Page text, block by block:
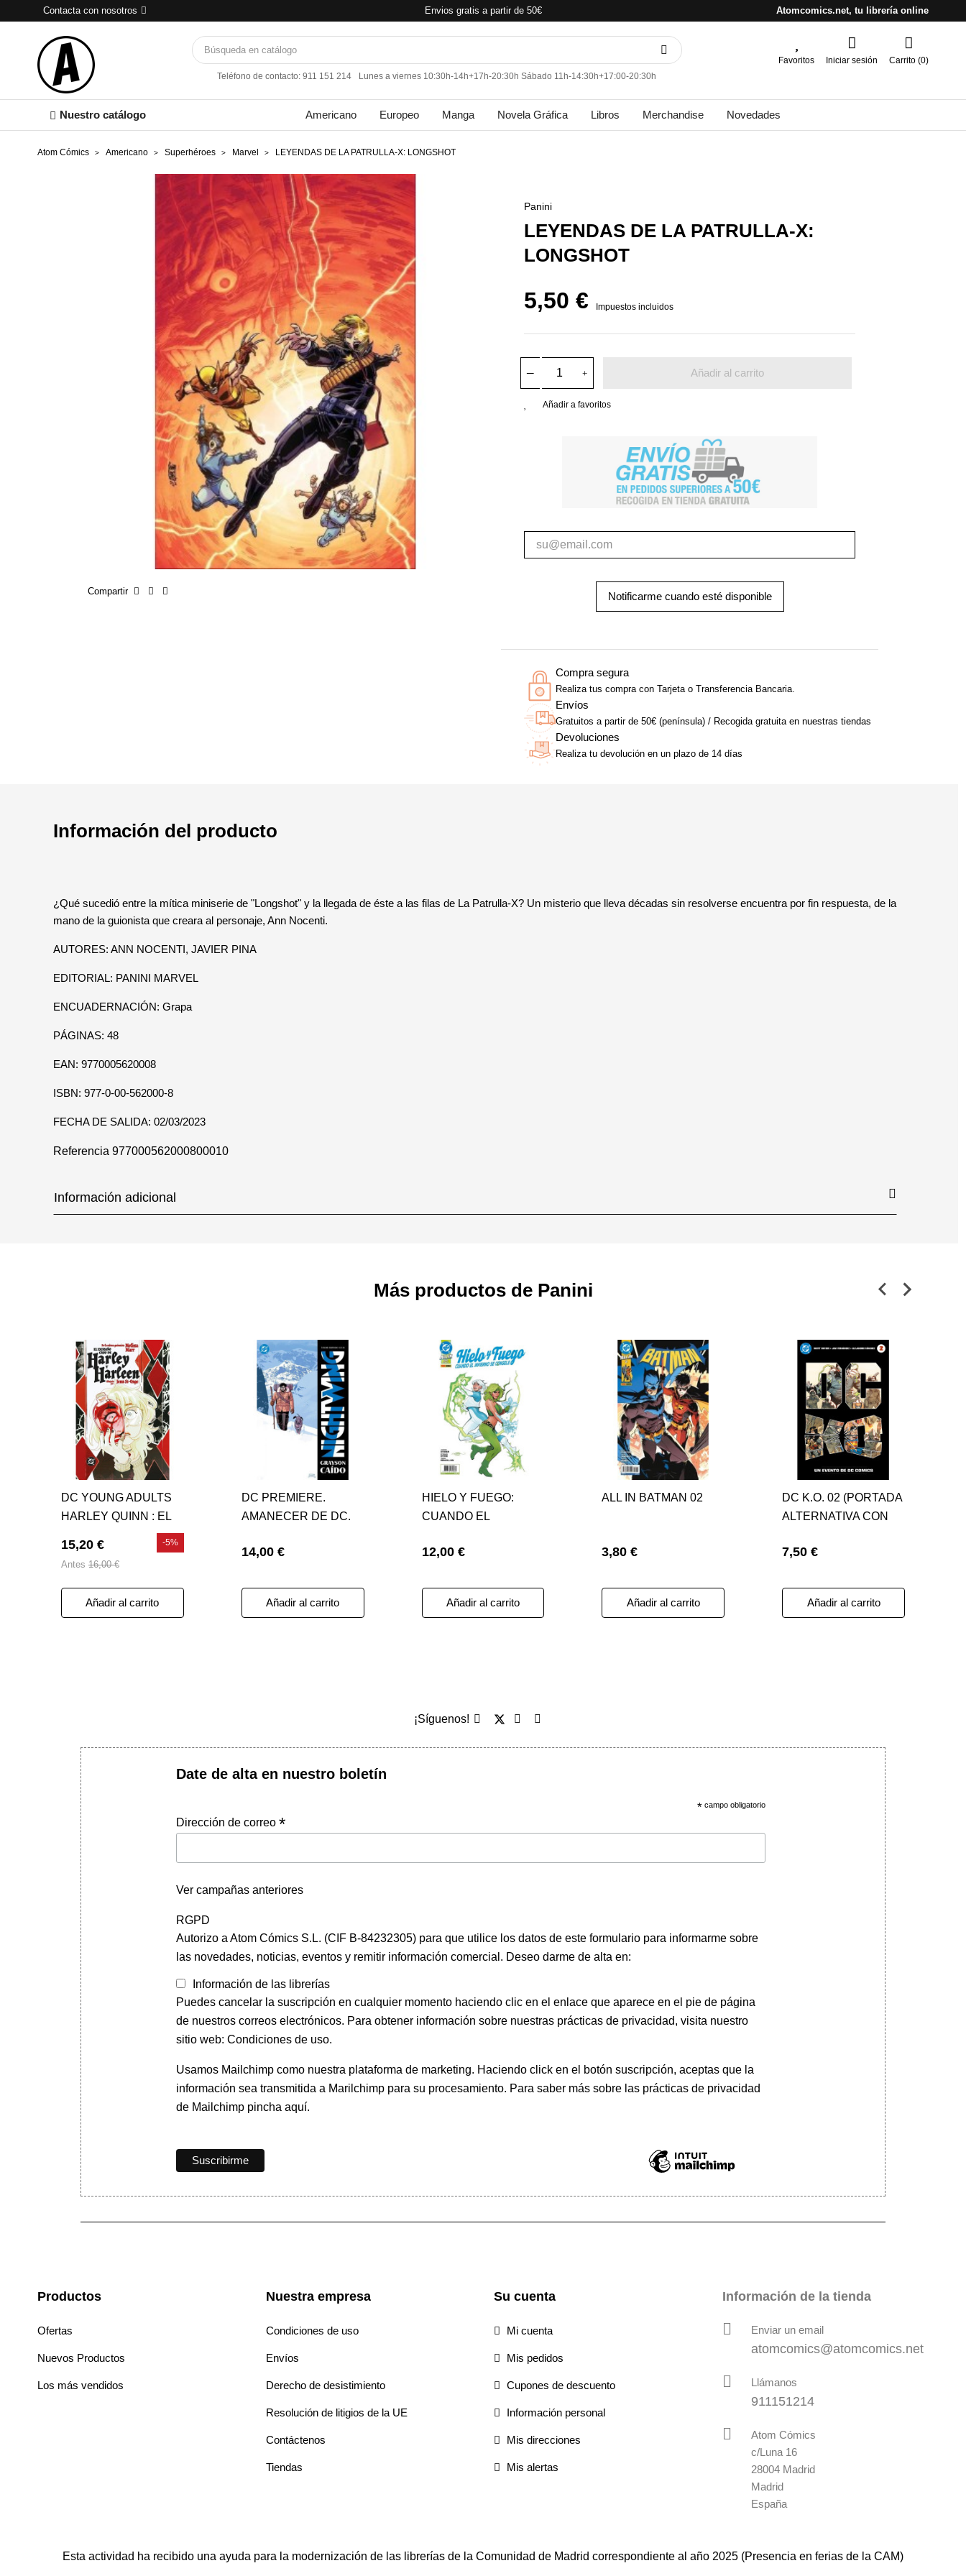
Contacta con nosotros Envios gratis a partir de 50€ Atomcomics.net, tu librería online
Teléfono de contacto: 911 151 214 Lunes a viernes 10:30h-14h+17h-20:30h Sábado 11h-14:30h+17:00-20:30h
Favoritos Iniciar sesión Carrito (0)
Nuestro catálogo Americano Europeo Manga Novela Gráfica Libros Merchandise Novedades
Atom Cómics Americano Superhéroes Marvel LEYENDAS DE LA PATRULLA-X: LONGSHOT
Compartir
Panini
LEYENDAS DE LA PATRULLA-X:
LONGSHOT
5,50 € Impuestos incluidos
Añadir al carrito
Añadir a favoritos
Notificarme cuando esté disponible
Compra segura
Realiza tus compra con Tarjeta o Transferencia Bancaria.
Envíos
Gratuitos a partir de 50€ (península) / Recogida gratuita en nuestras tiendas
Devoluciones
Realiza tu devolución en un plazo de 14 días
Información del producto
¿Qué sucedió entre la mítica miniserie de "Longshot" y la llegada de éste a las filas de La Patrulla-X? Un misterio que lleva décadas sin resolverse encuentra por fin respuesta, de la
mano de la guionista que creara al personaje, Ann Nocenti.
AUTORES: ANN NOCENTI, JAVIER PINA
EDITORIAL: PANINI MARVEL
ENCUADERNACIÓN: Grapa
PÁGINAS: 48
EAN: 9770005620008
ISBN: 977-0-00-562000-8
FECHA DE SALIDA: 02/03/2023
Referencia 977000562000800010
Información adicional
Más productos de Panini
DC YOUNG ADULTS
HARLEY QUINN : EL
EXTRAÑO CASO DE
HARLEEN Y HARLEY
15,20 €
Antes 16,00 €
-5%
Añadir al carrito
DC PREMIERE.
AMANECER DE DC.
GRAYSON CAIDO
14,00 €
Añadir al carrito
HIELO Y FUEGO:
CUANDO EL
CONGELE
12,00 €
Añadir al carrito
ALL IN BATMAN 02
3,80 €
Añadir al carrito
DC K.O. 02 (PORTADA
ALTERNATIVA CON
7,50 €
Añadir al carrito
¡Síguenos!
Date de alta en nuestro boletín
* campo obligatorio
Dirección de correo *
Ver campañas anteriores
RGPD
Autorizo a Atom Cómics S.L. (CIF B-84232305) para que utilice los datos de este formulario para informarme sobre
las novedades, noticias, eventos y remitir información comercial. Deseo darme de alta en:
Información de las librerías
Puedes cancelar la suscripción en cualquier momento haciendo clic en el enlace que aparece en el pie de página
de nuestros correos electrónicos. Para obtener información sobre nuestras prácticas de privacidad, visita nuestro
sitio web: Condiciones de uso.
Usamos Mailchimp como nuestra plataforma de marketing. Haciendo click en el botón suscripción, aceptas que la
información sea transmitida a Marilchimp para su procesamiento. Para saber mássobre las prácticas de privacidad
de Mailchimp pincha aquí.
Productos
Ofertas
Nuevos Productos
Los más vendidos
Nuestra empresa
Condiciones de uso
Envíos
Derecho de desistimiento
Resolución de litigios de la UE
Contáctenos
Tiendas
Su cuenta
Mi cuenta
Mis pedidos
Cupones de descuento
Información personal
Mis direcciones
Mis alertas
Información de la tienda
Enviar un email
atomcomics@atomcomics.net
Llámanos
911151214
Atom Cómics
c/Luna 16
28004 Madrid
Madrid
España
Esta actividad ha recibido una ayuda para la modernización de las librerías de la Comunidad de Madrid correspondiente al año 2025 (Presencia en ferias de la CAM)